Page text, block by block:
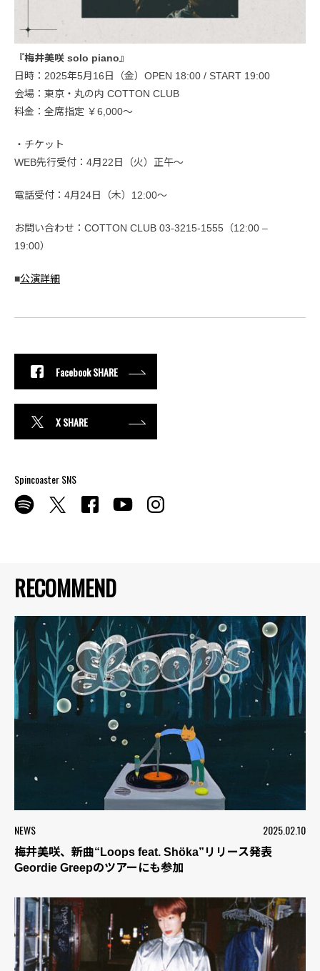
RECOMMEND
NEWS 2025.02.10
梅井美咲、新曲“Loops feat. Shöka”リリース発表
Geordie Greepのツアーにも参加
『梅井美咲 solo piano』
日時：2025年5月16日（金）OPEN 18:00 / START 19:00
会場：東京・丸の内 COTTON CLUB
料金：全席指定 ￥6,000〜
・チケット
WEB先行受付：4月22日（火）正午〜
電話受付：4月24日（木）12:00〜
お問い合わせ：COTTON CLUB 03-3215-1555（12:00 –
19:00）
■公演詳細
Facebook SHARE
X SHARE
Spincoaster SNS